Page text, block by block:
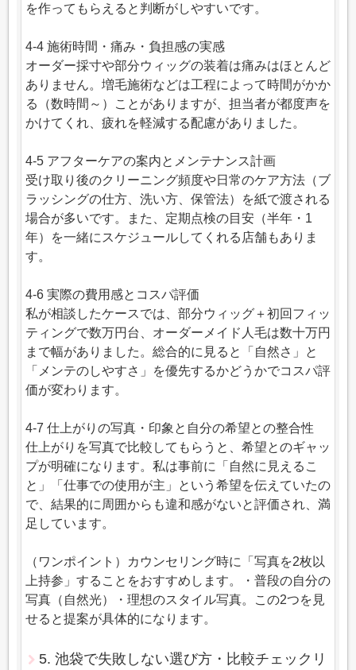
を作ってもらえると判断がしやすいです。
4-4 施術時間・痛み・負担感の実感
オーダー採寸や部分ウィッグの装着は痛みはほとんど
ありません。増毛施術などは工程によって時間がかか
る（数時間～）ことがありますが、担当者が都度声を
かけてくれ、疲れを軽減する配慮がありました。
4-5 アフターケアの案内とメンテナンス計画
受け取り後のクリーニング頻度や日常のケア方法（ブ
ラッシングの仕方、洗い方、保管法）を紙で渡される
場合が多いです。また、定期点検の目安（半年・1
年）を一緒にスケジュールしてくれる店舗もありま
す。
4-6 実際の費用感とコスパ評価
私が相談したケースでは、部分ウィッグ＋初回フィッ
ティングで数万円台、オーダーメイド人毛は数十万円
まで幅がありました。総合的に見ると「自然さ」と
「メンテのしやすさ」を優先するかどうかでコスパ評
価が変わります。
4-7 仕上がりの写真・印象と自分の希望との整合性
仕上がりを写真で比較してもらうと、希望とのギャッ
プが明確になります。私は事前に「自然に見えるこ
と」「仕事での使用が主」という希望を伝えていたの
で、結果的に周囲からも違和感がないと評価され、満
足しています。
（ワンポイント）カウンセリング時に「写真を2枚以
上持参」することをおすすめします。・普段の自分の
写真（自然光）・理想のスタイル写真。この2つを見
せると提案が具体的になります。
5. 池袋で失敗しない選び方・比較チェックリ